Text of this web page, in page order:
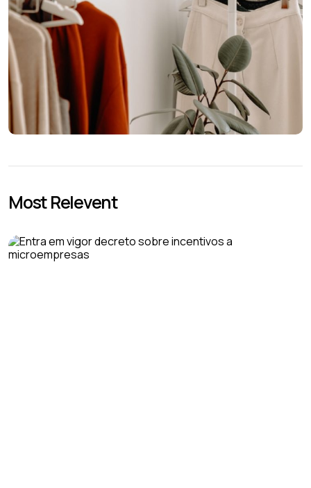
Most Relevent